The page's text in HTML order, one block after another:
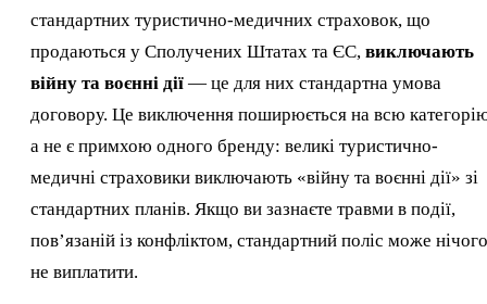
стандартних туристично-медичних страховок, що
продаються у Сполучених Штатах та ЄС, виключають
війну та воєнні дії — це для них стандартна умова
договору. Це виключення поширюється на всю
а не є примхою одного бренду: великі туристично-
медичні страховики виключають «війну та воєнні дії» зі
стандартних планів. Якщо ви зазнаєте травми в події,
пов’язаній із конфліктом, стандартний поліс може нічого
не виплатити.